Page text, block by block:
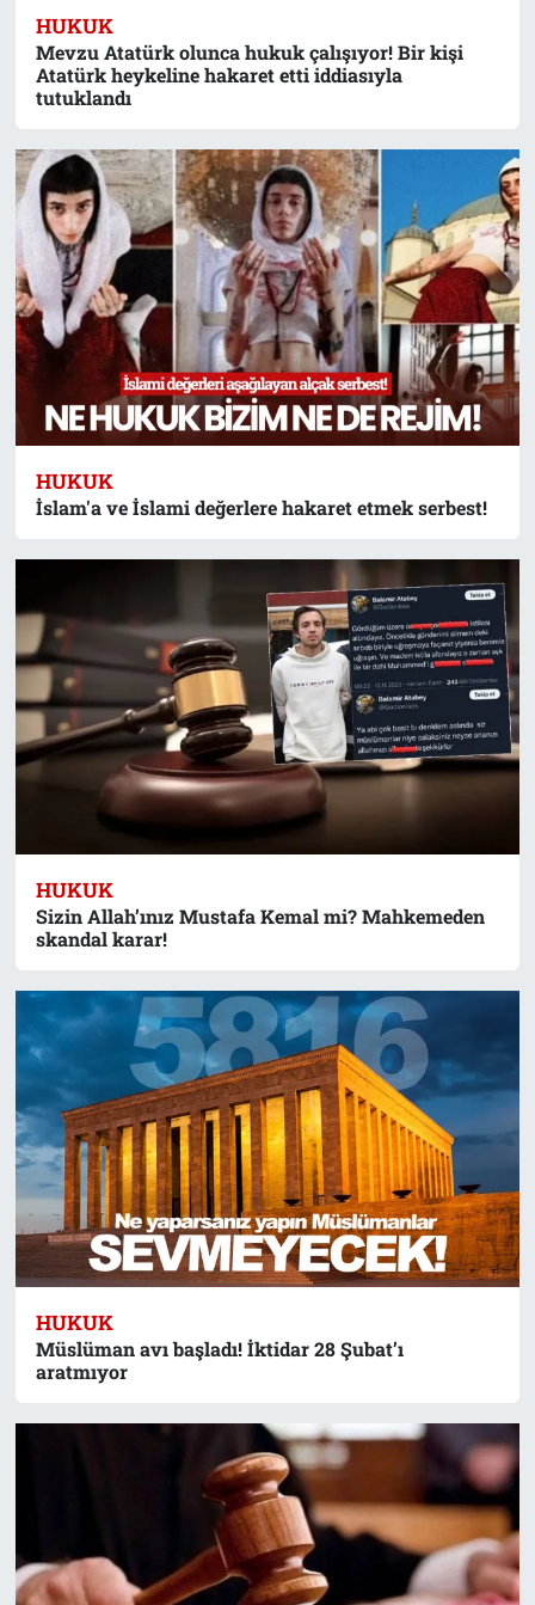
HUKUK
Mevzu Atatürk olunca hukuk çalışıyor! Bir kişi
Atatürk heykeline hakaret etti iddiasıyla
tutuklandı
HUKUK
İslam'a ve İslami değerlere hakaret etmek serbest!
HUKUK
Sizin Allah’ınız Mustafa Kemal mi? Mahkemeden
skandal karar!
HUKUK
Müslüman avı başladı! İktidar 28 Şubat’ı
aratmıyor